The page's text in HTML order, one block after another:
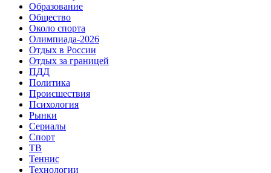
Образование
Общество
Около спорта
Олимпиада-2026
Отдых в России
Отдых за границей
ПДД
Политика
Происшествия
Психология
Рынки
Сериалы
Спорт
ТВ
Теннис
Технологии